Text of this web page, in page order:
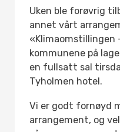
Uken ble forøvrig
annet vårt
«Klimaomstillingen
kommunene på
en fullsatt sal
Tyholmen hotel.
Vi er godt fornøyd
arrangement, og